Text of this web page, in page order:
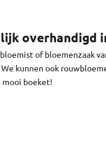
11:30 uur) en je
bezorgen we
overhandigd
of bloemenzaak
kunnen ook
boeket!